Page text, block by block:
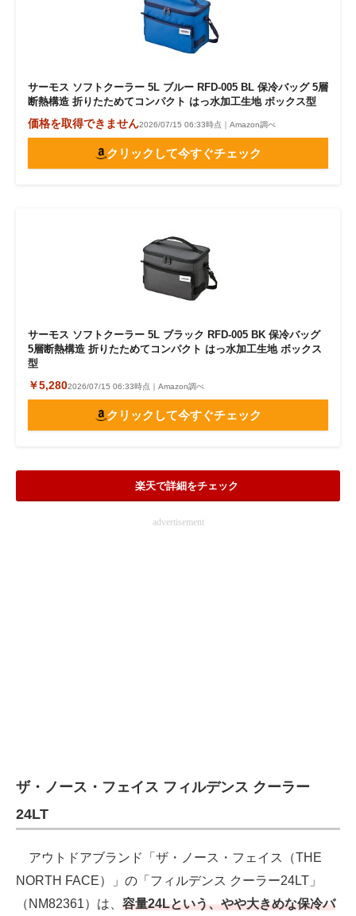
サーモス ソフトクーラー 5L ブルー RFD-005 BL 保冷バッグ 5層
断熱構造 折りたためてコンパクト はっ水加工生地 ボックス型
価格を取得できません2026/07/15 06:33時点｜Amazon調べ
クリックして今すぐチェック
サーモス ソフトクーラー 5L ブラック RFD-005 BK 保冷バッグ
5層断熱構造 折りたためてコンパクト はっ水加工生地 ボックス
型
￥5,2802026/07/15 06:33時点｜Amazon調べ
クリックして今すぐチェック
楽天で詳細をチェック
advertisement
ザ・ノース・フェイス フィルデンス クーラー
24LT
アウトドアブランド「ザ・ノース・フェイス（THE
NORTH FACE）」の「フィルデンス クーラー24LT」
（NM82361）は、 容量24Lという、やや大きめな保冷バ